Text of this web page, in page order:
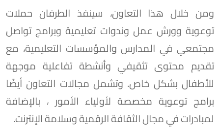
ومن خلال هذا التعاون، سينفذ الطرفان حملات
توعوية وورش عمل وندوات تعليمية وبرامج تواصل
مجتمعي في المدارس والمؤسسات التعليمية، مع
تقديم محتوى تثقيفي وأنشطة تفاعلية موجهة
للأطفال بشكل خاص. وتشمل مجالات التعاون أيضًا
برامج توعوية مخصصة لأولياء الأمور ، بالإضافة
لمبادرات في مجال الثقافة الرقمية وسلامة الإنترنت.